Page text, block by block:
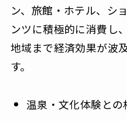
ン、旅館・ホテル、シ
ンツに積極的に消費し
地域まで経済効果が波
す。
温泉・文化体験との